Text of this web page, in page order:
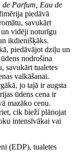
de Parfum, Eau de
piedāvā
savukārt
vidēji noturīgu
ikdienišķāks.
piedāvājot dziļu un
nodrošina
savukārt tualetes
valkāšanai.
jo tajā ir augsta
ūdens cena ir
mazāko cenu.
cik bieži plānojat
intensīvākai vai
(EDP), tualetes